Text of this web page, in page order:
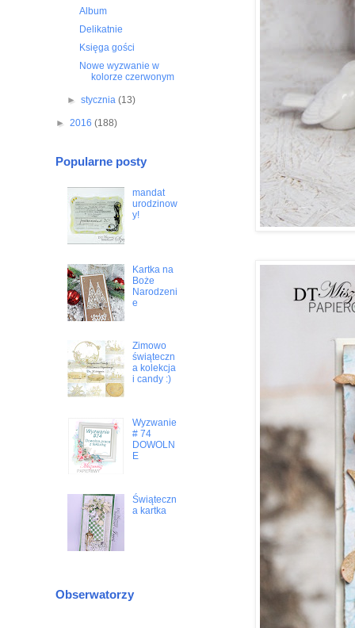
Album
Delikatnie
Księga gości
Nowe wyzwanie w
kolorze czerwonym
►stycznia(13)
► 2016 (188)
Popularne posty
mandat
urodzinow
y!
Kartka na
Boże
Narodzeni
e
Zimowo
świąteczn
a kolekcja
i candy :)
Wyzwanie
# 74
DOWOLN
E
Świąteczn
a kartka
Obserwatorzy